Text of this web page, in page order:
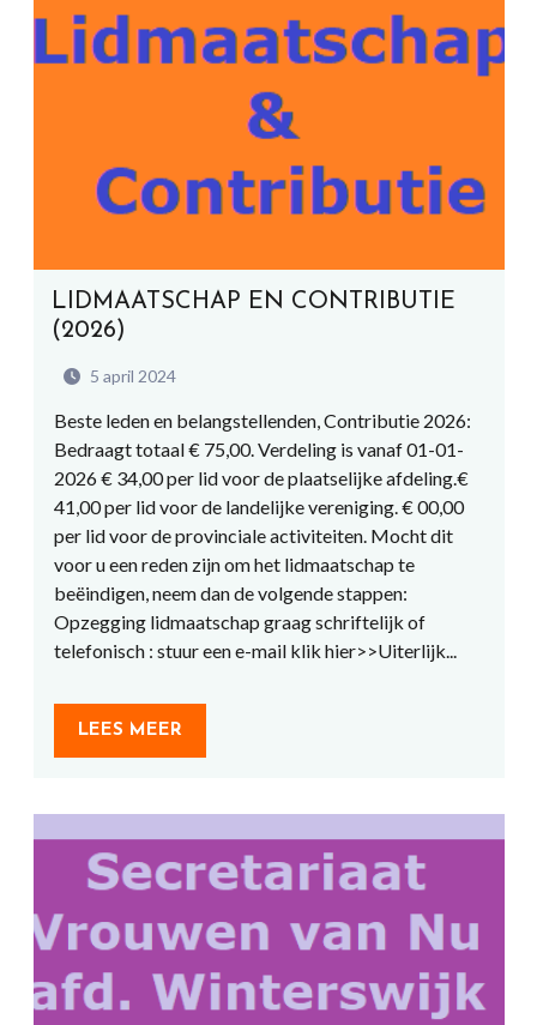
LIDMAATSCHAP EN CONTRIBUTIE
(2026)
5 april 2024
Beste leden en belangstellenden, Contributie 2026:
Bedraagt totaal € 75,00. Verdeling is vanaf 01-01-
2026 € 34,00 per lid voor de plaatselijke afdeling.€
41,00 per lid voor de landelijke vereniging. € 00,00
per lid voor de provinciale activiteiten. Mocht dit
voor u een reden zijn om het lidmaatschap te
beëindigen, neem dan de volgende stappen:
Opzegging lidmaatschap graag schriftelijk of
telefonisch : stuur een e-mail klik hier>>Uiterlijk...
LEES MEER